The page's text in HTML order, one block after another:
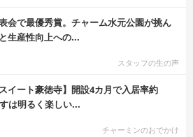
会で最優秀賞。チャーム水元公園が挑ん
生産性向上への...
スタッフの生の声
イート豪徳寺】開設4カ月で入居率約
は明るく楽しい...
チャーミンのおでかけ